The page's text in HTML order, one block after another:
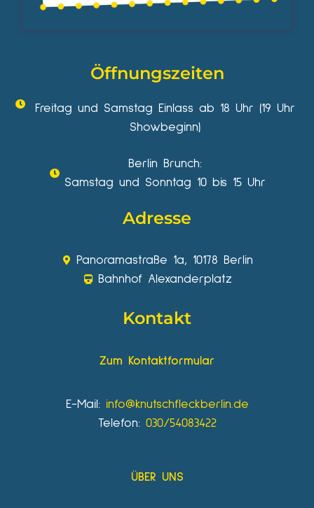
Öffnungszeiten
Freitag und Samstag Einlass ab 18 Uhr (19 Uhr
Showbeginn)
Berlin Brunch:
Samstag und Sonntag 10 bis 15 Uhr
Adresse
Panoramastraße 1a, 10178 Berlin
Bahnhof Alexanderplatz
Kontakt
Zum Kontaktformular
E-Mail: info@knutschfleckberlin.de
Telefon: 030/54083422
ÜBER UNS